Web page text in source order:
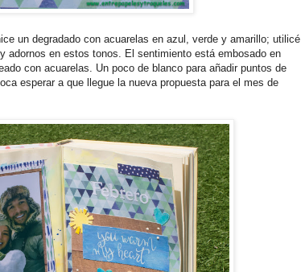
un degradado con acuarelas en azul, verde y amarillo; utilicé
adornos en estos tonos. El sentimiento está embosado en
con acuarelas. Un poco de blanco para añadir puntos de
esperar a que llegue la nueva propuesta para el mes de